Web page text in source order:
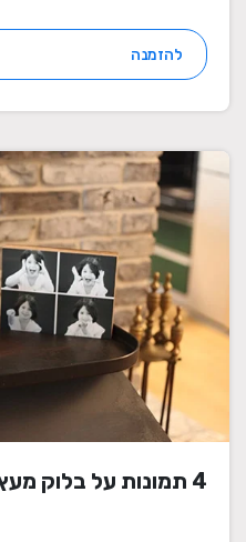
להזמנה
4 תמונות על בלוק מעץ מלא גודל 15X10